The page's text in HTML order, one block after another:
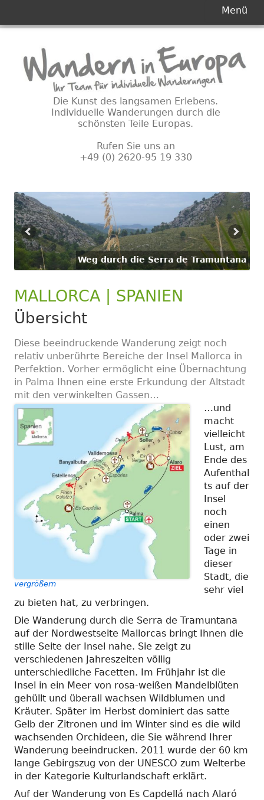
Inhalt
Die Kunst des langsamen Erlebens.
Individuelle Wanderungen durch die
schönsten Teile Europas.
Rufen Sie uns an
+49 (0) 2620-95 19 330
Menü
Weg durch die Serra de Tramuntana
MALLORCA | SPANIEN
Übersicht
Diese beeindruckende Wanderung zeigt noch
relativ unberührte Bereiche der Insel Mallorca in
Perfektion. Vorher ermöglicht eine Übernachtung
in Palma Ihnen eine erste Erkundung der Altstadt
mit den verwinkelten Gassen…
vergrößern
…und
macht
vielleicht
Lust, am
Ende des
Aufenthal
ts auf der
Insel
noch
einen
oder zwei
Tage in
dieser
Stadt, die
sehr viel
zu bieten hat, zu verbringen.
Die Wanderung durch die Serra de Tramuntana
auf der Nordwestseite Mallorcas bringt Ihnen die
stille Seite der Insel nahe. Sie zeigt zu
verschiedenen Jahreszeiten völlig
unterschiedliche Facetten. Im Frühjahr ist die
Insel in ein Meer von rosa-weißen Mandelblüten
gehüllt und überall wachsen Wildblumen und
Kräuter. Später im Herbst dominiert das satte
Gelb der Zitronen und im Winter sind es die wild
wachsenden Orchideen, die Sie während Ihrer
Wanderung beeindrucken. 2011 wurde der 60 km
lange Gebirgszug von der UNESCO zum Welterbe
in der Kategorie Kulturlandschaft erklärt.
Auf der Wanderung von Es Capdellá nach Alaró